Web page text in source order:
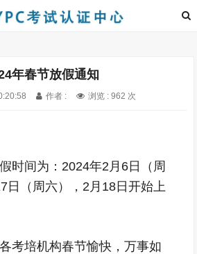
年春节放假通知
作者 : 浏览 : 962 次
间为： 2024年2月 6 日（周
日（周六）， 2月 18 日开始上
培机构春节愉快，万事如